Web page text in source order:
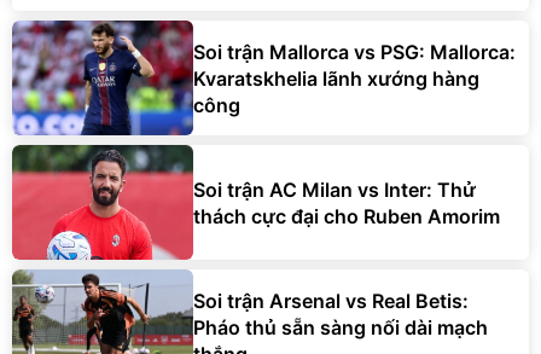
Soi trận Mallorca vs PSG: Mallorca:
Kvaratskhelia lãnh xướng hàng
công
Soi trận AC Milan vs Inter: Thử
thách cực đại cho Ruben Amorim
Soi trận Arsenal vs Real Betis:
Pháo thủ sẵn sàng nối dài mạch